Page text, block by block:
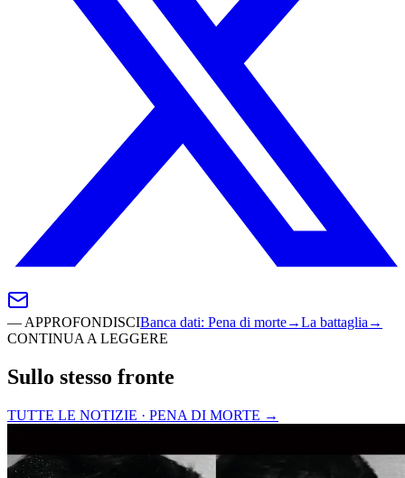
— APPROFONDISCIBanca dati: Pena di morte→La battaglia →
CONTINUA A LEGGERE
Sullo stesso fronte
TUTTE LE NOTIZIE · PENA DI MORTE →